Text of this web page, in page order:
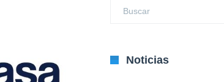
Noticias